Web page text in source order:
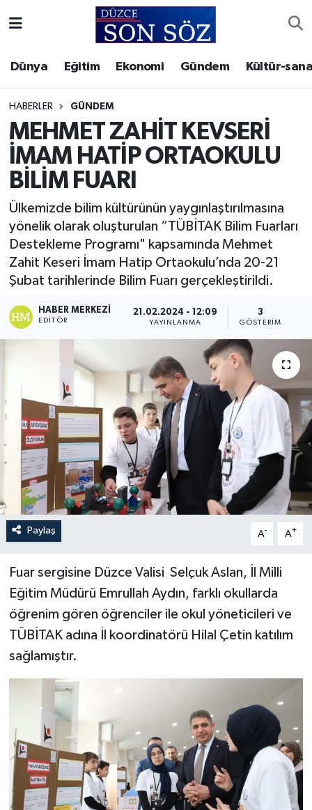
Dünya Eğitim Ekonomi Gündem Kültür-
HABERLER GÜNDEM
MEHMET ZAHİT KEVSERİ
İMAM HATİP ORTAOKULU
BİLİM FUARI
Ülkemizde bilim kültürünün yaygınlaştırılmasına
yönelik olarak oluşturulan “TÜBİTAK Bilim Fuarları
Destekleme Programı" kapsamında Mehmet
Zahit Keseri İmam Hatip Ortaokulu’nda 20-21
Şubat tarihlerinde Bilim Fuarı gerçekleştirildi.
HABER MERKEZI
EDITÖR
21.02.2024 - 12:09
YAYINLANMA
3
GÖSTERIM
Paylaş A- A+
Fuar sergisine Düzce Valisi Selçuk Aslan, İl Milli
Eğitim Müdürü Emrullah Aydın, farklı okullarda
öğrenim gören öğrenciler ile okul yöneticileri ve
TÜBİTAK adına İl koordinatörü Hilal Çetin katılım
sağlamıştır.
Gizlilik Sözleşmesi
İletişim
Künye
Akçakoca Hava Durumu
Akçakoca Trafik Yoğunluk Haritası
Süper Lig Puan Durumu ve Fikstür
Son Dakika Haberleri
Haber Arşivi